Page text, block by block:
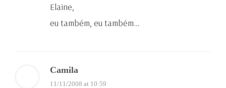
Elaine,
eu também, eu também…
Camila
11/11/2008 at 10:59